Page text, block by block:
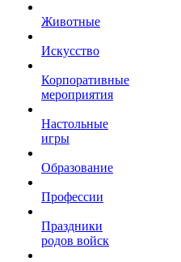
Животные
Искусство
Корпоративные
мероприятия
Настольные
игры
Образование
Профессии
Праздники
родов войск